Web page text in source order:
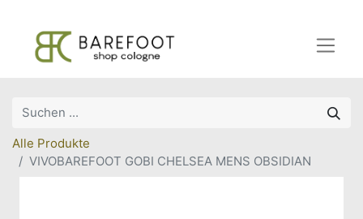
Alle Produkte
VIVOBAREFOOT GOBI CHELSEA MENS OBSIDIAN